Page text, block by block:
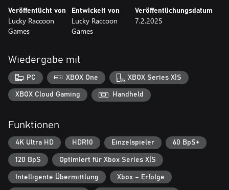
Veröffentlicht von
Lucky Raccoon
Games
Entwickelt von
Lucky Raccoon
Games
Veröffentlichungsdatum
7.2.2025
Wiedergabe mit
PC XBOX One XBOX Series X|S
XBOX Cloud Gaming Handheld
Funktionen
4K Ultra HD HDR10 Einzelspieler 60 BpS+
120 BpS Optimiert für Xbox Series X|S
Intelligente Übermittlung Xbox – Erfolge